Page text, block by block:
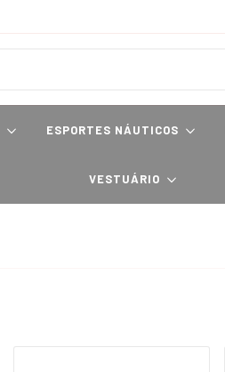
ESPORTES NÁUTICOS
VESTUÁRIO